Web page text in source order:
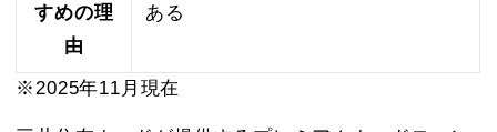
すめの理
由
ある
※2025年11月現在